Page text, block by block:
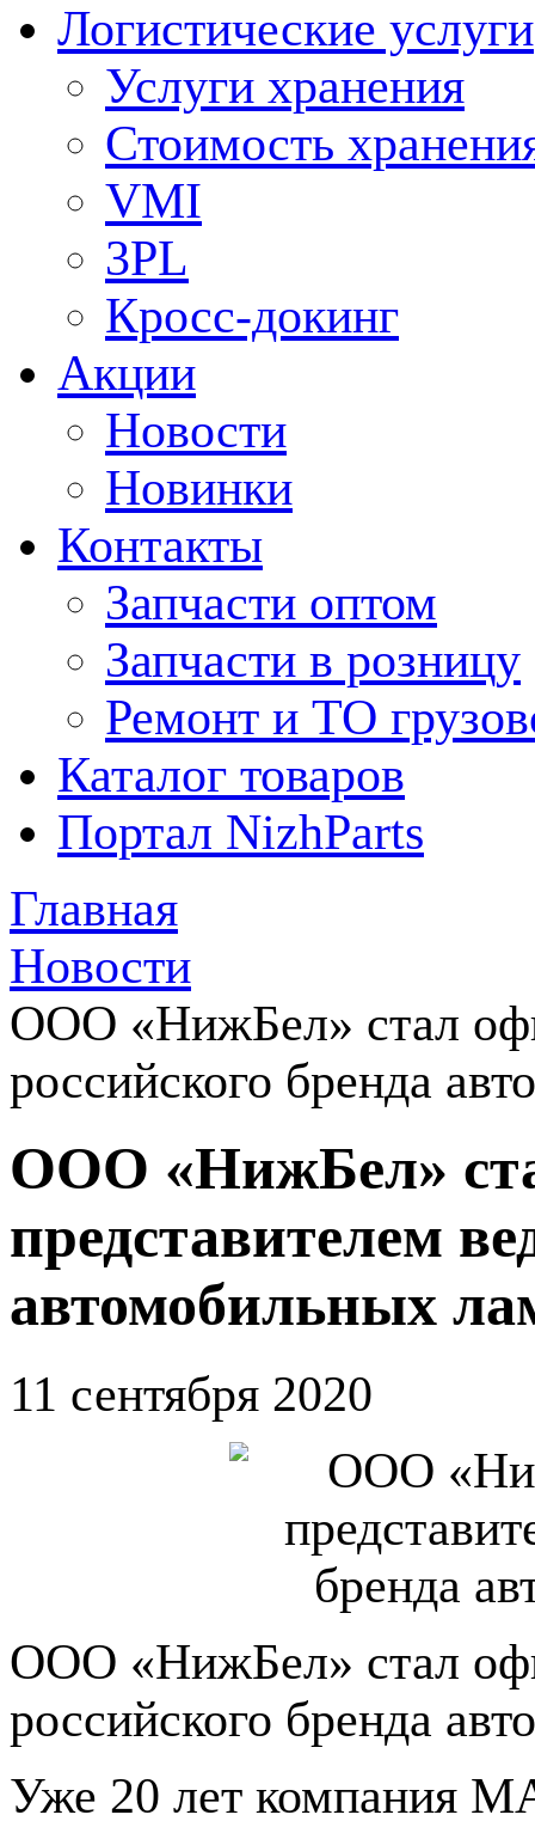
Логистические услуги
Услуги хранения
Стоимость
VMI
3PL
Кросс-докинг
Акции
Новости
Новинки
Контакты
Запчасти оптом
Запчасти в розницу
Ремонт и ТО
Каталог товаров
Портал NizhParts
Главная
Новости
ООО «НижБел» стал
российского бренда
ООО «НижБел»
представителем
автомобильных
11 сентября 2020
ООО «НижБел» стал
российского бренда
Уже 20 лет компания